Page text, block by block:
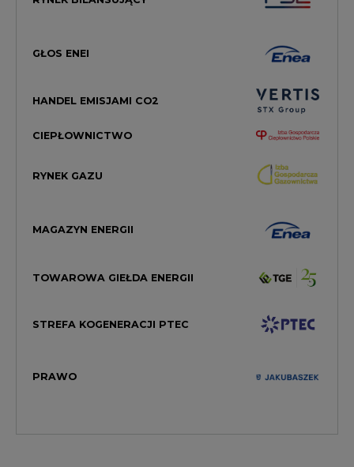
GŁOS ENEI
HANDEL EMISJAMI CO2
CIEPŁOWNICTWO
RYNEK GAZU
MAGAZYN ENERGII
TOWAROWA GIEŁDA ENERGII
STREFA KOGENERACJI PTEC
PRAWO